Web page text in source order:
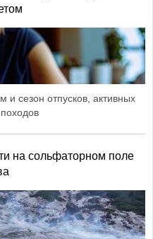
и сезон отпусков, активных
на сольфаторном поле